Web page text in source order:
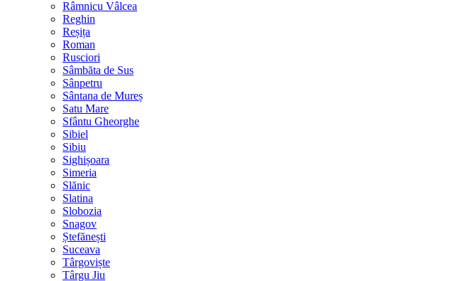
Râmnicu Vâlcea
Reghin
Reșița
Roman
Rusciori
Sâmbăta de Sus
Sânpetru
Sântana de Mureș
Satu Mare
Sfântu Gheorghe
Sibiel
Sibiu
Sighișoara
Simeria
Slănic
Slatina
Slobozia
Snagov
Ștefănești
Suceava
Târgoviște
Târgu Jiu